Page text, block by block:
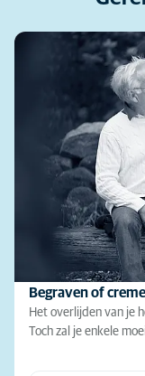
Begraven of
Het overlijden van je
Toch zal je enkele